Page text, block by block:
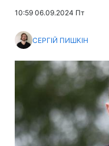
10:59 06.09.2024 Пт
СЕРГІЙ ПИШКІН